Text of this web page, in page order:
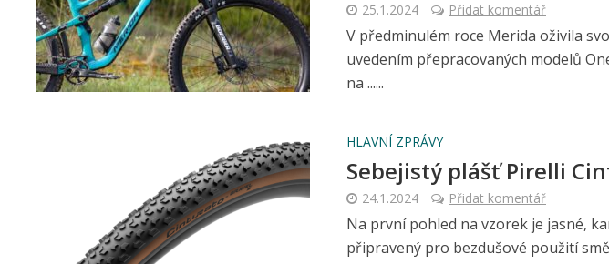
25.1.2024 Přidat komentář
V předminulém roce Merida oživila
uvedením přepracovaných modelů
na ......
HLAVNÍ ZPRÁVY
Sebejistý plášť Pirelli
24.1.2024 Přidat komentář
Na první pohled na vzorek je jasné,
připravený pro bezdušové použití